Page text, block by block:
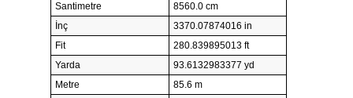
Santimetre
8560.0 cm
İnç
3370.07874016 in
Fit
280.839895013 ft
Yarda
93.6132983377 yd
Metre
85.6 m